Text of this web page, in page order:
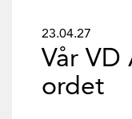
23.04.27
Vår VD
ordet